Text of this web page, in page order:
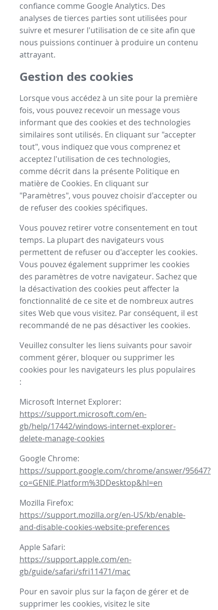
confiance comme Google Analytics. Des
analyses de tierces parties sont utilisées pour
suivre et mesurer l'utilisation de ce site afin que
nous puissions continuer à produire un contenu
attrayant.
Gestion des cookies
Lorsque vous accédez à un site pour la première
fois, vous pouvez recevoir un message vous
informant que des cookies et des technologies
similaires sont utilisés. En cliquant sur "accepter
tout", vous indiquez que vous comprenez et
acceptez l'utilisation de ces technologies,
comme décrit dans la présente Politique en
matière de Cookies. En cliquant sur
"Paramètres", vous pouvez choisir d'accepter ou
de refuser des cookies spécifiques.
Vous pouvez retirer votre consentement en tout
temps. La plupart des navigateurs vous
permettent de refuser ou d'accepter les cookies.
Vous pouvez également supprimer les cookies
des paramètres de votre navigateur. Sachez que
la désactivation des cookies peut affecter la
fonctionnalité de ce site et de nombreux autres
sites Web que vous visitez. Par conséquent, il est
recommandé de ne pas désactiver les cookies.
Veuillez consulter les liens suivants pour savoir
comment gérer, bloquer ou supprimer les
cookies pour les navigateurs les plus populaires
:
Microsoft Internet Explorer:
https://support.microsoft.com/en-
gb/help/17442/windows-internet-explorer-
delete-manage-cookies
Google Chrome:
https://support.google.com/chrome/answer/95647?
co=GENIE.Platform%3DDesktop&hl=en
Mozilla Firefox:
https://support.mozilla.org/en-US/kb/enable-
and-disable-cookies-website-preferences
Apple Safari:
https://support.apple.com/en-
gb/guide/safari/sfri11471/mac
Pour en savoir plus sur la façon de gérer et de
supprimer les cookies, visitez le site